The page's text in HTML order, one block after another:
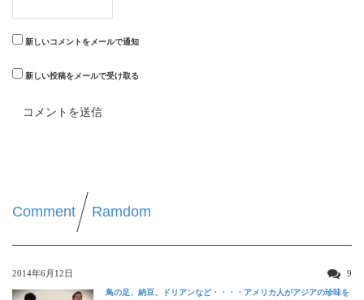
新しいコメントをメールで通知
新しい投稿をメールで受け取る
Comment Ramdom
2014年6月12日 9
鳥の足、納豆、ドリアンなど・・・・アメリカ人がアジアの珍味を